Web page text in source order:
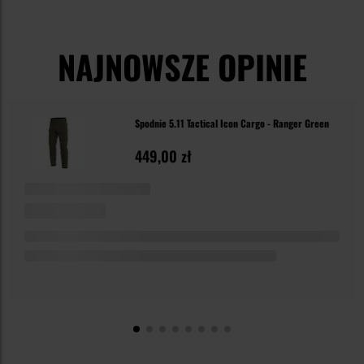
NAJNOWSZE OPINIE
Spodnie 5.11 Tactical Icon Cargo - Ranger Green
449,00 zł